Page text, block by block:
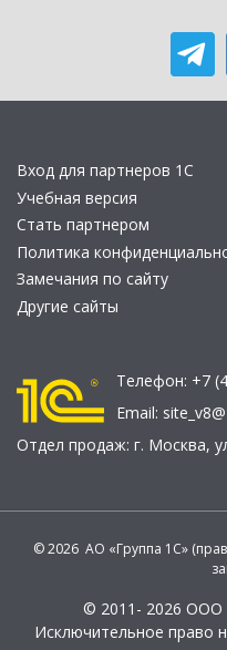
Вход для партнеров 1С
Учебная версия
Стать партнером
Политика
Замечания по сайту
Другие сайты
Телефон: +7
Email:
Отдел продаж: г. Москва,
© 2026 АО «Группа 1С»
© 2011- 2026 ООО
Исключительное право